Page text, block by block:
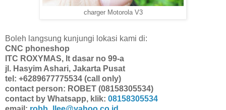
charger Motorola V3
Boleh langsung kunjungi lokasi kami di:
CNC phoneshop
ITC ROXYMAS, lt dasar no 99-a
jl. Hasyim Ashari, Jakarta Pusat
tel: +6289677775534 (call only)
contact person: ROBET (08158305534)
contact by Whatsapp, klik: 08158305534